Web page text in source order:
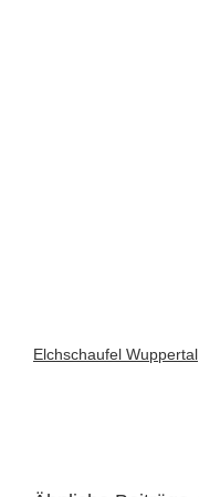
Elchschaufel Wuppertal